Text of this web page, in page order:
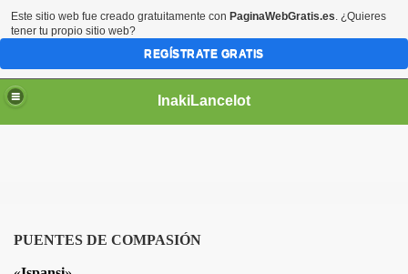
InakiLancelot
PUENTES DE COMPASIÓN
Este sitio web fue creado gratuitamente con PaginaWebGratis.es. ¿Quieres
tener tu propio sitio web?
REGÍSTRATE GRATIS